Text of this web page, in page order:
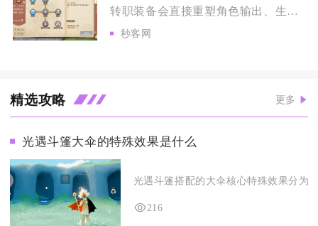
转职装备会直接重塑角色输出、生存、辅助三类核心能力，套装专属...
秒客网
精选攻略 更多
光遇斗篷大伞的特殊效果是什么
光遇斗篷搭配的大伞核心特殊效果分为
216